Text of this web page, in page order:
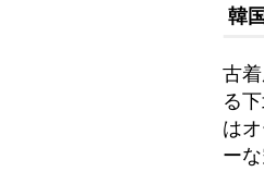
韓
古
る
は
ーな